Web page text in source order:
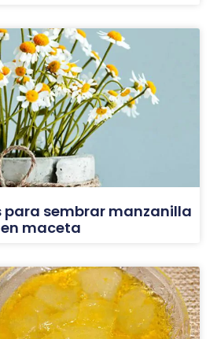
para sembrar manzanilla
en maceta